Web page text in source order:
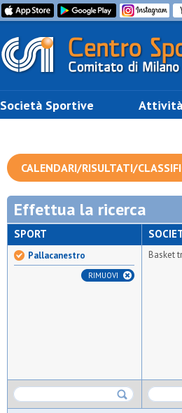
Società Sportive
CALENDARI/RISULTATI/
Effettua la ricerca
SPORT
Pallacanestro
RIMUOVI
Basket